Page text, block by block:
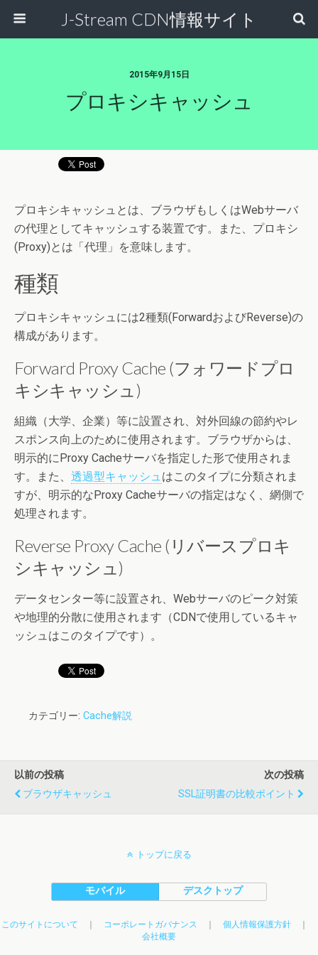
J-Stream CDN情報サイト
2015年9月15日
プロキシキャッシュ
プロキシキャッシュとは、ブラウザもしくはWebサーバ
の代理としてキャッシュする装置です。また、プロキシ
(Proxy)とは「代理」を意味します。
種類
プロキシキャッシュには2種類(ForwardおよびReverse)の
構成があります。
Forward Proxy Cache (フォワードプロ
キシキャッシュ)
組織（大学、企業）等に設置され、対外回線の節約やレ
スポンス向上のために使用されます。ブラウザからは、
明示的にProxy Cacheサーバを指定した形で使用されま
す。また、 透過型キャッシュはこのタイプに分類されま
すが、明示的なProxy Cacheサーバの指定はなく、網側で
処理されます。
Reverse Proxy Cache (リバースプロキ
シキャッシュ)
データセンター等に設置され、Webサーバのピーク対策
や地理的分散に使用されます（CDNで使用しているキャ
ッシュはこのタイプです）。
カテゴリー: Cache解説
以前の投稿
ブラウザキャッシュ
次の投稿
SSL証明書の比較ポイント
トップに戻る
モバイル デスクトップ
このサイトについて コーポレートガバナンス 個人情報保護方針
会社概要